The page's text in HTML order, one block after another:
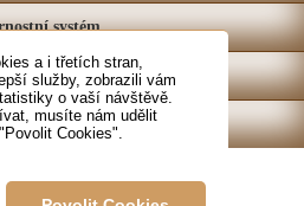
a i třetích stran,
služby, zobrazili vám
o vaší návštěvě.
musíte nám udělit
Cookies".
systém
Prodejna
Kontakt